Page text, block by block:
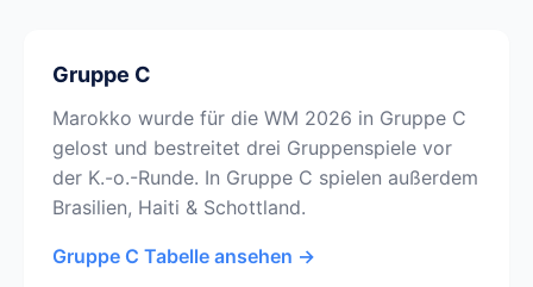
Gruppe C
Marokko wurde für die WM 2026 in Gruppe C
gelost und bestreitet drei Gruppenspiele vor
der K.-o.-Runde. In Gruppe C spielen außerdem
Brasilien, Haiti & Schottland.
Gruppe C Tabelle ansehen →